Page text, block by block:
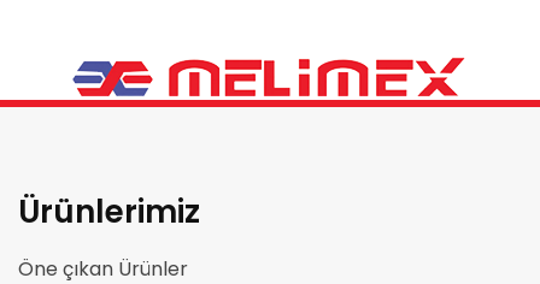
Ürünlerimiz
Öne çıkan Ürünler